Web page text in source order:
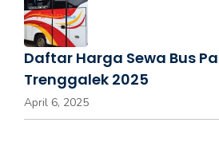
Daftar Harga Sewa Bus
Trenggalek 2025
April 6, 2025